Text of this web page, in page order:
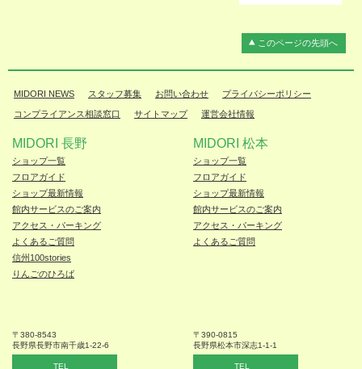
このページの先頭へ
MIDORI NEWS スタッフ募集 お問い合わせ プライバシーポリシー
コンプライアンス相談窓口 サイトマップ 運営会社情報
MIDORI 長野
ショップ一覧
フロアガイド
ショップ最新情報
館内サービスのご案内
アクセス・パーキング
よくあるご質問
信州100stories
りんごのひろば
〒380-8543
長野県長野市南千歳1-22-6
TEL
MIDORI 松本
ショップ一覧
フロアガイド
ショップ最新情報
館内サービスのご案内
アクセス・パーキング
よくあるご質問
〒390-0815
長野県松本市深志1-1-1
TEL